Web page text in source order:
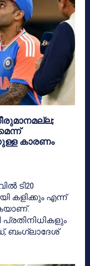
കാരണം
ടി20
കളിക്കും എന്ന്
ബംഗ്ലാദേശ്